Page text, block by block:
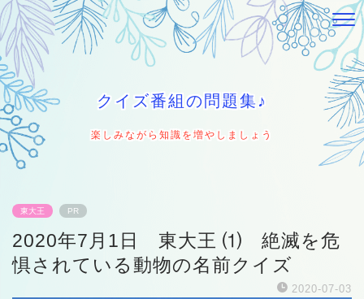
クイズ番組の問題集♪
楽しみながら知識を増やしましょう
東大王 PR
2020年7月1日 東大王 ⑴ 絶滅を危
惧されている動物の名前クイズ
2020-07-03